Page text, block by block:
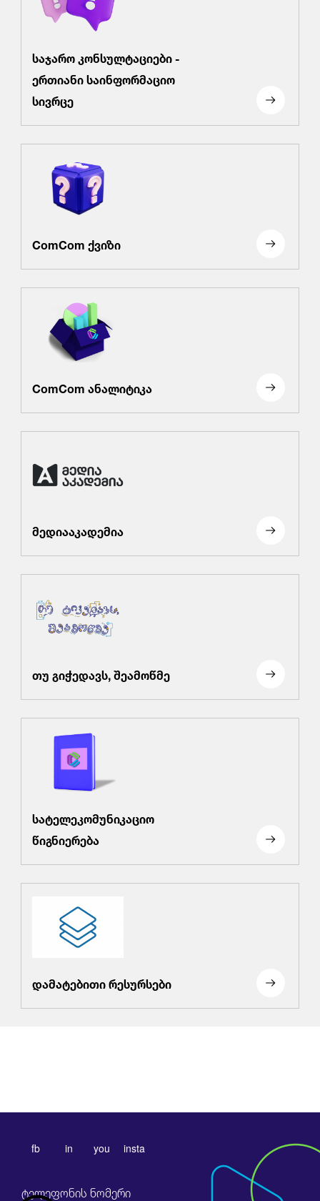
საჯარო კონსულტაციები -
ერთიანი საინფორმაციო
სივრცე
ComCom ქვიზი
ComCom ანალიტიკა
მედიააკადემია
თუ გიჭედავს, შეამოწმე
სატელეკომუნიკაციო
წიგნიერება
დამატებითი რესურსები
ტელეფონის ნომერი
fb in you insta